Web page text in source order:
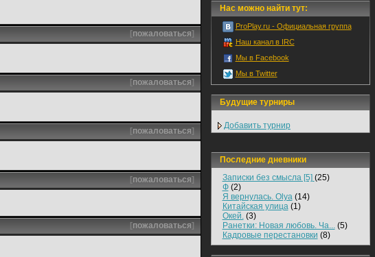
[пожаловаться]
[пожаловаться]
[пожаловаться]
[пожаловаться]
[пожаловаться]
Нас можно найти тут:
ProPlay.ru - Официальная группа
Наш канал в IRC
Мы в Facebook
Мы в Twitter
Будущие турниры
Добавить турнир
Последние дневники
Записки без смысла [5] (25)
Ф(2)
Я вернулась. Olya(14)
Китайская улица(1)
Окей.(3)
Ранетки: Новая любовь. Ча...(5)
Кадровые перестановки (8)